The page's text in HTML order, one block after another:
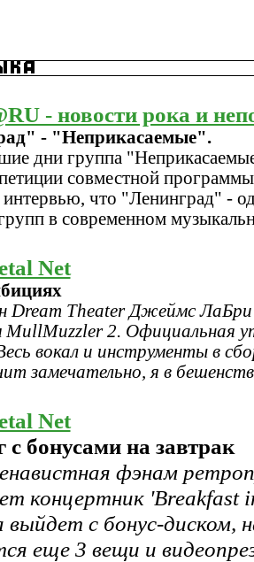
- новости рока и
- "Неприкасаемые".
дни группа
совместной
интервью, что "Ленинград" -
в современном
Net
Dream Theater Джеймс ЛаБри
MullMuzzler 2. Официальная
вокал и инструменты в
замечательно, я в
Net
с бонусами на завтрак
фэнам
концертник
с бонус-диском,
еще 3 вещи и